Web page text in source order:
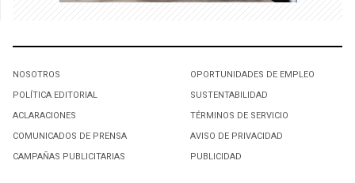
NOSOTROS
POLÍTICA EDITORIAL
ACLARACIONES
COMUNICADOS DE PRENSA
CAMPAÑAS PUBLICITARIAS
OPORTUNIDADES DE EMPLEO
SUSTENTABILIDAD
TÉRMINOS DE SERVICIO
AVISO DE PRIVACIDAD
PUBLICIDAD